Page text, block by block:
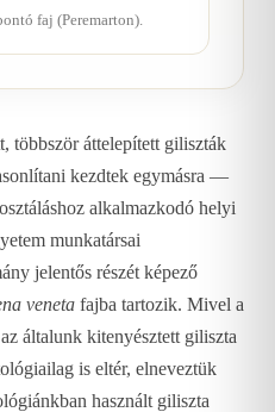
faj (Peremarton).
többször áttelepített giliszták
kezdtek egymásra —
alkalmazkodó helyi
munkatársai
jelentős részét képező
veneta fajba tartozik. Mivel a
általunk kitenyésztett giliszta
is eltér, elneveztük
használt giliszta